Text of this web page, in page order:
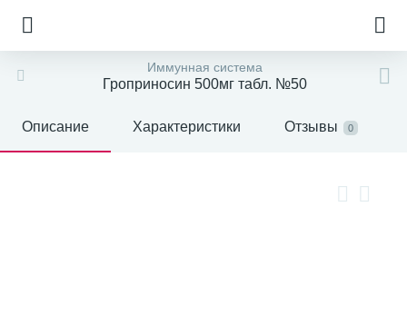
Иммунная система
Гроприносин 500мг табл. №50
Описание Характеристики Отзывы 0